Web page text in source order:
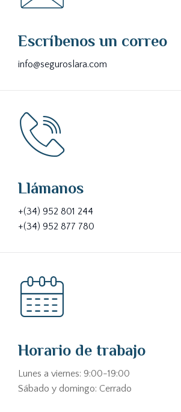
Escríbenos un correo
info@seguroslara.com
Llámanos
+(34) 952 801 244
+(34) 952 877 780
Horario de trabajo
Lunes a viernes: 9:00-19:00
Sábado y domingo: Cerrado